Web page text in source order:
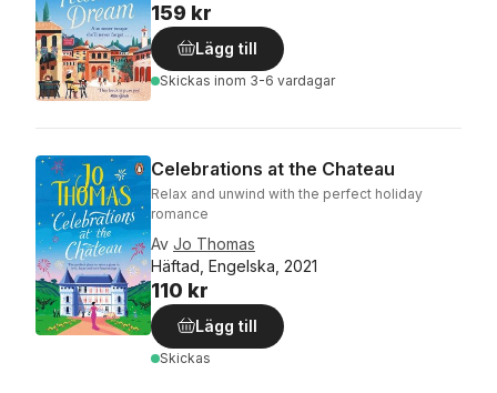
159 kr
Lägg till
Skickas inom 3-6 vardagar
Celebrations at the Chateau
Relax and unwind with the perfect holiday
romance
Av Jo Thomas
Häftad, Engelska, 2021
110 kr
Lägg till
Skickas